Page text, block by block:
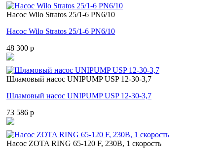
Насос Wilo Stratos 25/1-6 PN6/10
Насос Wilo Stratos 25/1-6 PN6/10
48 300 p
Шламовый насос UNIPUMP USP 12-30-3,7
Шламовый насос UNIPUMP USP 12-30-3,7
73 586 p
Насос ZOTA RING 65-120 F, 230В, 1 скорость